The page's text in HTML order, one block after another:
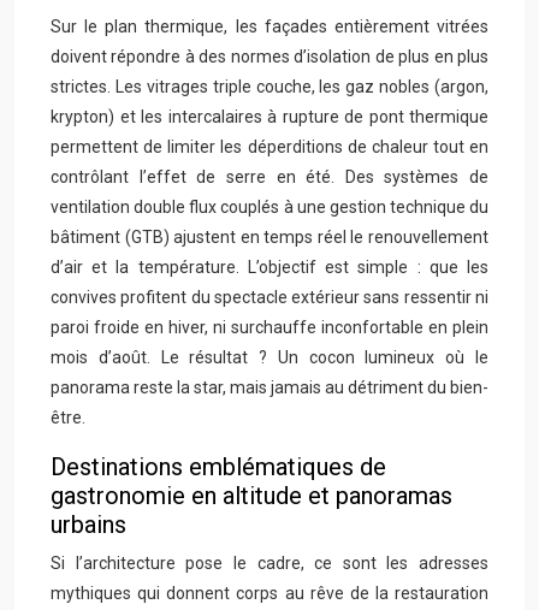
Sur le plan thermique, les façades entièrement vitrées
doivent répondre à des normes d’isolation de plus en plus
strictes. Les vitrages triple couche, les gaz nobles (argon,
krypton) et les intercalaires à rupture de pont thermique
permettent de limiter les déperditions de chaleur tout en
contrôlant l’effet de serre en été. Des systèmes de
ventilation double flux couplés à une gestion technique du
bâtiment (GTB) ajustent en temps réel le renouvellement
d’air et la température. L’objectif est simple : que les
convives profitent du spectacle extérieur sans ressentir ni
paroi froide en hiver, ni surchauffe inconfortable en plein
mois d’août. Le résultat ? Un cocon lumineux où le
panorama reste la star, mais jamais au détriment du bien-
être.
Destinations emblématiques de
gastronomie en altitude et panoramas
urbains
Si l’architecture pose le cadre, ce sont les adresses
mythiques qui donnent corps au rêve de la restauration